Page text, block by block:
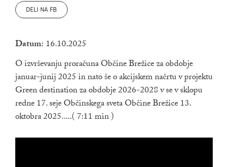
DELI NA FB
Datum: 16.10.2025
O izvrševanju proračuna Občine Brežice za obdobje
januar-junij 2025 in nato še o akcijskem načrtu v projektu
Green destination za obdobje 2026-2028 v se v sklopu
redne 17. seje Občinskega sveta Občine Brežice 13.
oktobra 2025.....( 7:11 min )